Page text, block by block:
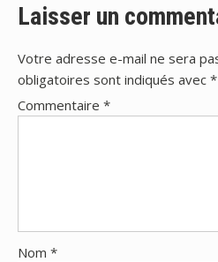
Laisser un
Votre adresse e-mail ne sera
obligatoires sont indiqués avec *
Commentaire *
Nom *